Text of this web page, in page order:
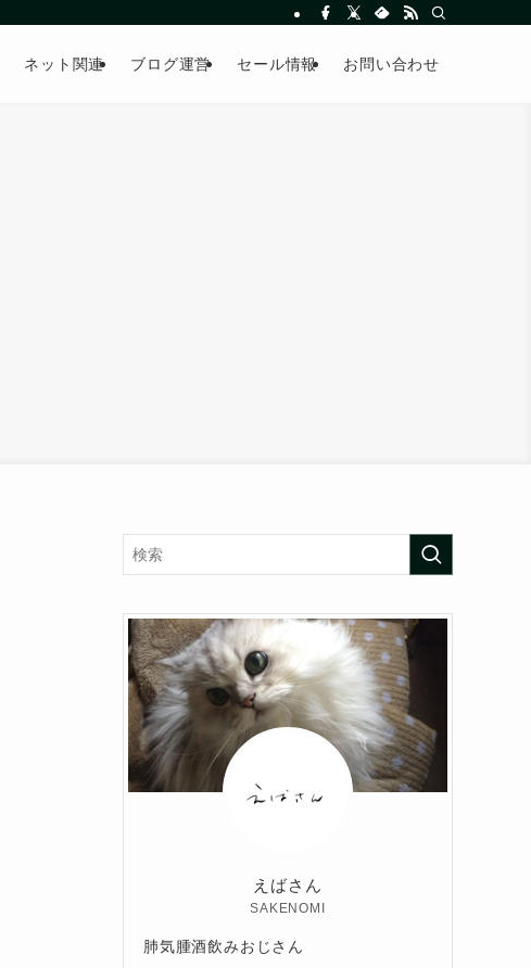
ネット関連 ブログ運営 セール情報 お問い合わせ
えばさん
SAKENOMI
肺気腫酒飲みおじさん